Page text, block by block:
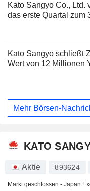
Kato Sangyo Co., Ltd.
das erste Quartal zum
Kato Sangyo schließt
Wert von 12 Millionen
Mehr Börsen-
KATO
Aktie 893624
Markt geschlossen - Japan